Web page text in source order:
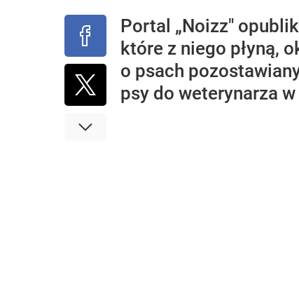
Portal „Noizz"
które z niego płyną,
o psach
psy do weterynarza